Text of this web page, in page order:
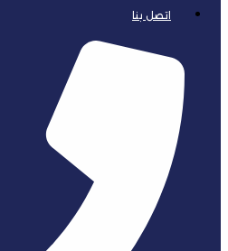
اتصل بنا